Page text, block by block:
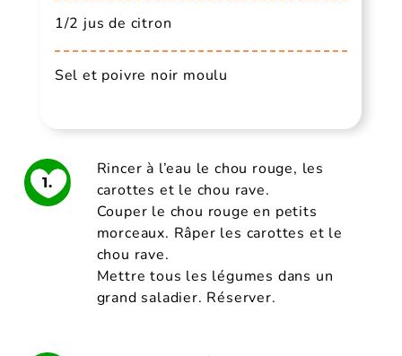
1/2 jus de citron
Sel et poivre noir moulu
1.
Rincer à l’eau le chou rouge, les
carottes et le chou rave.
Couper le chou rouge en petits
morceaux. Râper les carottes et le
chou rave.
Mettre tous les légumes dans un
grand saladier. Réserver.